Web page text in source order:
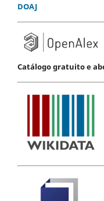
DOAJ
Catálogo gratuito e